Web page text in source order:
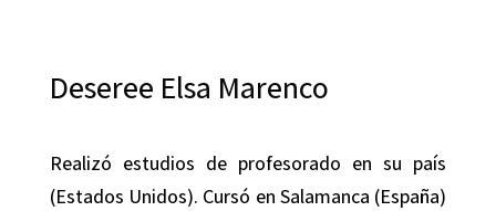
Deseree Elsa Marenco
Realizó estudios de profesorado en su país
(Estados Unidos). Cursó en Salamanca (España)